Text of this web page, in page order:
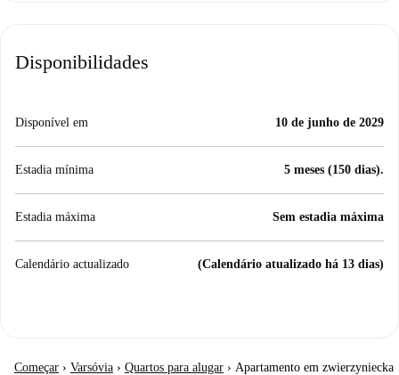
Disponibilidades
Disponível em 10 de junho de 2029
Estadia mínima 5 meses (150 dias).
Estadia máxima Sem estadia máxima
Calendário actualizado (Calendário atualizado há 13 dias)
Começar › Varsóvia › Quartos para alugar › Apartamento em zwierzyniecka